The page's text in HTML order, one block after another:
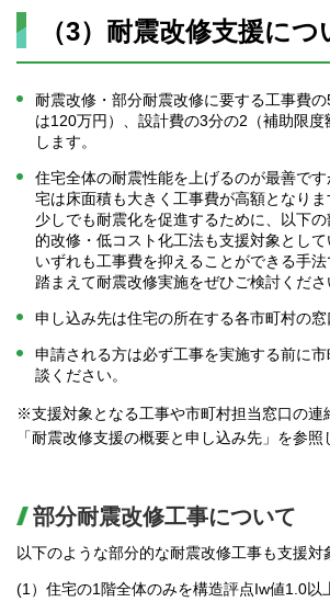
（3）耐震改修支援につ
耐震改修・部分耐震改修に要する工事費
は120万円）、設計費の3分の2（補助限度
します。
住宅全体の耐震性能を上げるのが最善で
宅は床面積も大きく工事費が高額となりま
少しでも耐震化を促進するために、以下
的改修・低コスト化工法も支援対象として
いずれも工事費を抑えることができる手
踏まえて耐震改修実施をぜひご検討くださ
申し込み先は住宅の所在する各市町村の窓
申請される方は必ず工事を実施する前に
談ください。
※支援対象となる工事や市町村担当窓口の連
「耐震改修支援の概要と申し込み先」を参照
部分耐震改修工事について
以下のような部分的な耐震改修工事も支援対
(1）住宅の1階全体のみを構造評点Iw値1.0以